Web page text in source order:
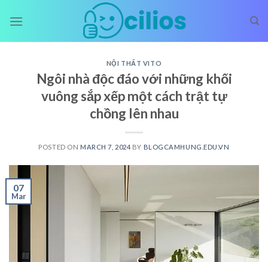
NỘI THẤT VITO
Ngôi nhà độc đáo với những khối
vuông sắp xếp một cách trật tự
chồng lên nhau
POSTED ON MARCH 7, 2024 BY BLOGCAMHUNG.EDU.VN
07
Mar